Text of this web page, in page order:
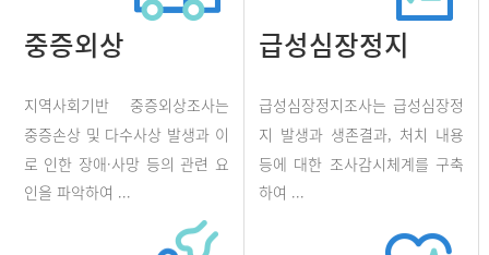
중증외상
지역사회기반 중증외상조사는
중증손상 및 다수사상 발생과 이
로 인한 장애·사망 등의 관련 요
인을 파악하여 ...
급성심장정지
급성심장정지조사는 급성심장정
지 발생과 생존결과, 처치 내용
등에 대한 조사감시체계를 구축
하여 ...